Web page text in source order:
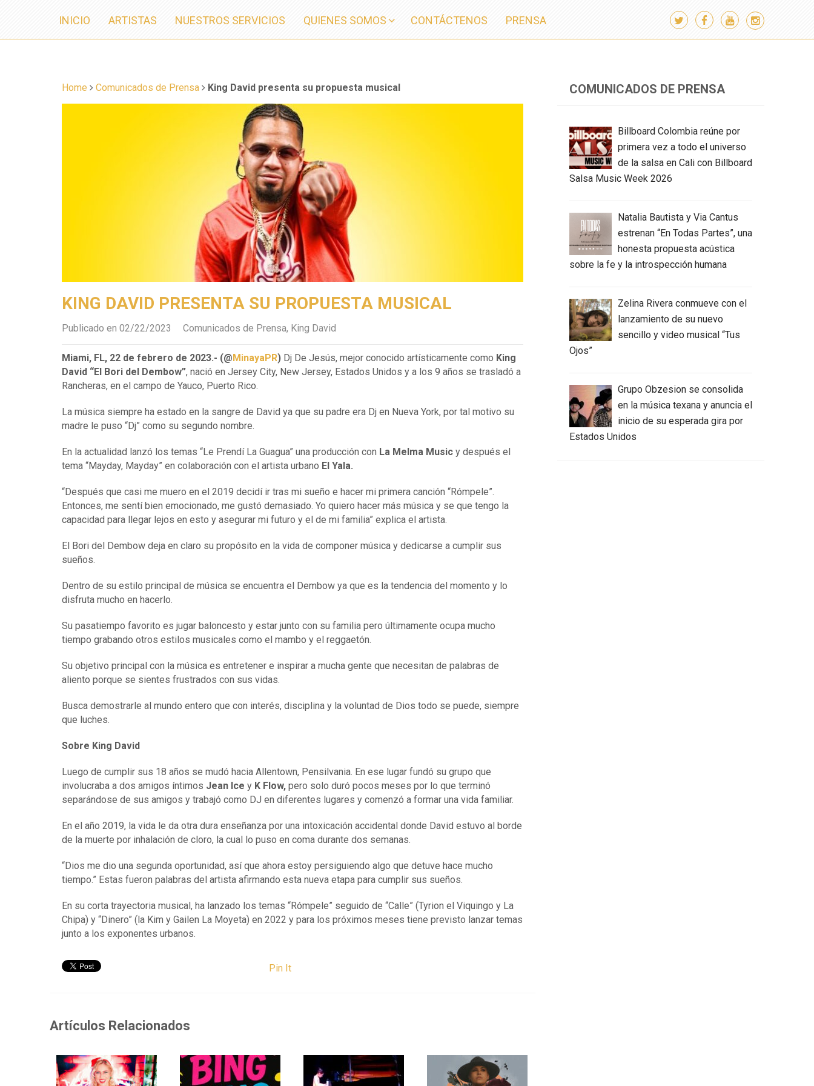
INICIO ARTISTAS NUESTROS SERVICIOS QUIENES SOMOS CONTÁCTENOS PRENSA
Home Comunicados de Prensa King David presenta su propuesta musical
KING DAVID PRESENTA SU PROPUESTA MUSICAL
Publicado en 02/22/2023 Comunicados de Prensa, King David
Miami, FL, 22 de febrero de 2023.- (@MinayaPR) Dj De Jesús, mejor conocido artísticamente como King
David “El Bori del Dembow”, nació en Jersey City, New Jersey, Estados Unidos y a los 9 años se trasladó a
Rancheras, en el campo de Yauco, Puerto Rico.
La música siempre ha estado en la sangre de David ya que su padre era Dj en Nueva York, por tal motivo su
madre le puso “Dj” como su segundo nombre.
En la actualidad lanzó los temas “Le Prendí La Guagua” una producción con La Melma Music y después el
tema “Mayday, Mayday” en colaboración con el artista urbano El Yala.
“Después que casi me muero en el 2019 decidí ir tras mi sueño e hacer mi primera canción “Rómpele”.
Entonces, me sentí bien emocionado, me gustó demasiado. Yo quiero hacer más música y se que tengo la
capacidad para llegar lejos en esto y asegurar mi futuro y el de mi familia” explica el artista.
El Bori del Dembow deja en claro su propósito en la vida de componer música y dedicarse a cumplir sus
sueños.
Dentro de su estilo principal de música se encuentra el Dembow ya que es la tendencia del momento y lo
disfruta mucho en hacerlo.
Su pasatiempo favorito es jugar baloncesto y estar junto con su familia pero últimamente ocupa mucho
tiempo grabando otros estilos musicales como el mambo y el reggaetón.
Su objetivo principal con la música es entretener e inspirar a mucha gente que necesitan de palabras de
aliento porque se sientes frustrados con sus vidas.
Busca demostrarle al mundo entero que con interés, disciplina y la voluntad de Dios todo se puede, siempre
que luches.
Sobre King David
Luego de cumplir sus 18 años se mudó hacia Allentown, Pensilvania. En ese lugar fundó su grupo que
involucraba a dos amigos íntimos Jean Ice y K Flow, pero solo duró pocos meses por lo que terminó
separándose de sus amigos y trabajó como DJ en diferentes lugares y comenzó a formar una vida familiar.
En el año 2019, la vida le da otra dura enseñanza por una intoxicación accidental donde David estuvo al borde
de la muerte por inhalación de cloro, la cual lo puso en coma durante dos semanas.
“Dios me dio una segunda oportunidad, así que ahora estoy persiguiendo algo que detuve hace mucho
tiempo.” Estas fueron palabras del artista afirmando esta nueva etapa para cumplir sus sueños.
En su corta trayectoria musical, ha lanzado los temas “Rómpele” seguido de “Calle” (Tyrion el Viquingo y La
Chipa) y “Dinero” (la Kim y Gailen La Moyeta) en 2022 y para los próximos meses tiene previsto lanzar temas
junto a los exponentes urbanos.
Pin It
Artículos Relacionados
COMUNICADOS DE PRENSA
Billboard Colombia reúne por
primera vez a todo el universo
de la salsa en Cali con Billboard
Salsa Music Week 2026
Natalia Bautista y Via Cantus
estrenan “En Todas Partes”, una
honesta propuesta acústica
sobre la fe y la introspección humana
Zelina Rivera conmueve con el
lanzamiento de su nuevo
sencillo y video musical “Tus
Ojos”
Grupo Obzesion se consolida
en la música texana y anuncia el
inicio de su esperada gira por
Estados Unidos